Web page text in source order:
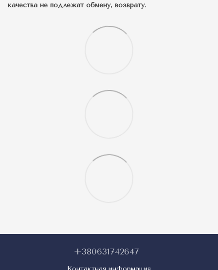
качества не подлежат обмену, возврату.
+380631742647